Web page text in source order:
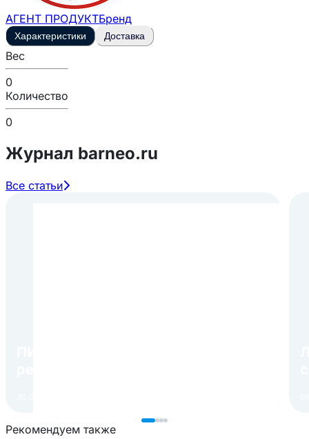
АГЕНТ ПРОДУКТБренд
Характеристики Доставка
Вес
0
Количество
0
Журнал barneo.ru
Все статьи
Рекомендуем также